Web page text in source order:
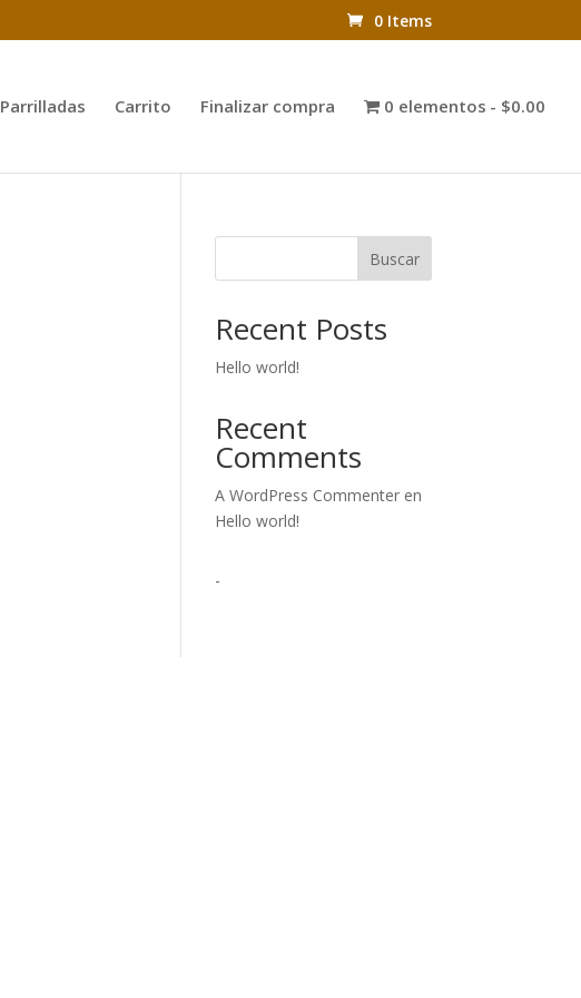
0 Items
Parrilladas Carrito Finalizar compra 0 elementos $0.00
Buscar
Recent Posts
Hello world!
Recent
Comments
A WordPress Commenter en
Hello world!
-